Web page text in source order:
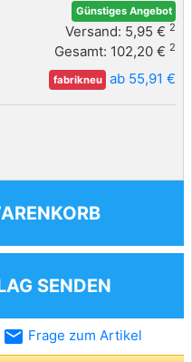
Günstiges Angebot
Versand: 5,95 € 2
Gesamt: 102,20 € 2
fabrikneu ab 55,91 €
SENDEN
email Frage zum Artikel